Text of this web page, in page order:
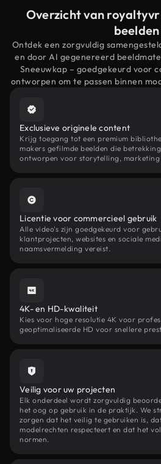
Overzicht van
beelden
Ontdek een zorgvuldig
en door AI gegenereerd
Sneeuwkap – goedgekeurd voor
ontworpen om te passen binnen
Exclusieve originele content
Krijg toegang tot een premium
makers gefilmde beelden die
ontworpen voor storytelling,
Licentie voor commercieel gebruik
Alle video's zijn goedgekeurd voor
klantprojecten, websites en sociale
naamsvermelding vereist.
4K- en HD-kwaliteit
Kies voor hoge resolutie 4K voor
geoptimaliseerde HD voor snellere
Veilig voor uw projecten
Elk onderdeel wordt zorgvuldig
het oog op gebruik in de praktijk. We
zorgen dat het veilig te gebruiken is,
modelrechten respecteert en dat het
normen.